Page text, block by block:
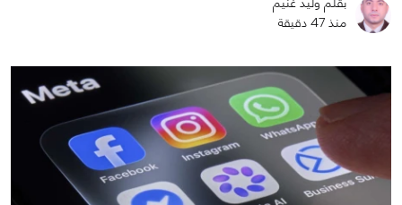
منذ 47 دقيقة